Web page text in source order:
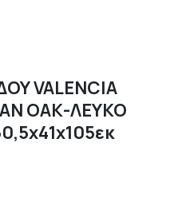
VALENCIA
OAΚ-ΛΕΥΚΟ